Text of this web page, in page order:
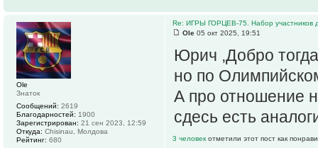
Re: ИГРЫ ГОРЦЕВ-75. Набор участников
Ole 05 окт 2025, 19:51
Юрич ,Добро
но по
А про отношение
сдесь есть
3 человек отметили этот пост как
Ole
Знаток
Сообщений: 2619
Благодарностей: 1900
Зарегистрирован: 21 сен 2023, 12:59
Откуда: Chisinau, Молдова
Рейтинг: 680